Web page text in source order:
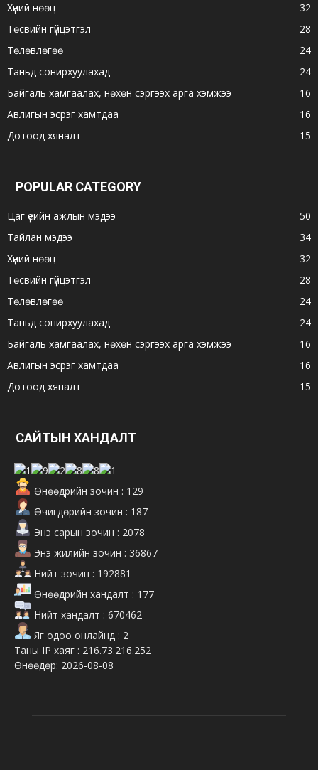
Хүний нөөц
32
Төсвийн гүйцэтгэл
28
Төлөвлөгөө
24
Таньд сонирхуулахад
24
Байгаль хамгаалах, нөхөн сэргээх арга хэмжээ
16
Авлигын эсрэг хамтдаа
16
Дотоод хяналт
15
POPULAR CATEGORY
Цаг үеийн ажлын мэдээ
50
Тайлан мэдээ
34
Хүний нөөц
32
Төсвийн гүйцэтгэл
28
Төлөвлөгөө
24
Таньд сонирхуулахад
24
Байгаль хамгаалах, нөхөн сэргээх арга хэмжээ
16
Авлигын эсрэг хамтдаа
16
Дотоод хяналт
15
САЙТЫН ХАНДАЛТ
Өнөөдрийн зочин : 129
Өчигдөрийн зочин : 187
Энэ сарын зочин : 2078
Энэ жилийн зочин : 36867
Нийт зочин : 192881
Өнөөдрийн хандалт : 177
Нийт хандалт : 670462
Яг одоо онлайнд : 2
Таны IP хаяг : 216.73.216.252
Өнөөдөр: 2026-08-08